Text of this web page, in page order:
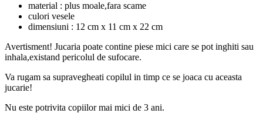
material : plus moale,fara scame
culori vesele
dimensiuni : 12 cm x 11 cm x 22 cm
Avertisment! Jucaria poate contine piese mici care se pot inghiti sau
inhala,existand pericolul de sufocare.
Va rugam sa supravegheati copilul in timp ce se joaca cu aceasta
jucarie!
Nu este potrivita copiilor mai mici de 3 ani.